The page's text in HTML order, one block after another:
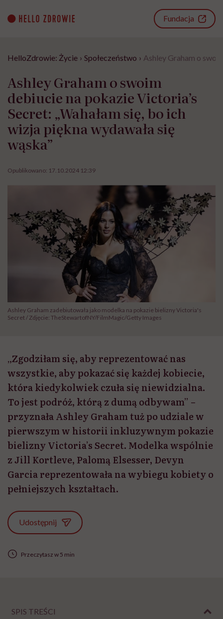
content
Fundacja
HelloZdrowie: Życie › Społeczeństwo › Ashley Graham o
Ashley Graham o swoim
debiucie na pokazie Victoria’s
Secret: „Wahałam się, bo ich
wizja piękna wydawała się
wąska”
Opublikowano: 17.10.2024 12:39
Ashley Graham zadebiutowała jako modelka na pokazie bielizny Victoria's
Secret / Zdjęcie: TheStewartofNY/FilmMagic/Getty Images
„Zgodziłam się, aby reprezentować nas
wszystkie, aby pokazać się każdej kobiecie,
która kiedykolwiek czuła się niewidzialna.
To jest podróż, którą z dumą odbywam” –
przyznała Ashley Graham tuż po udziale w
pierwszym w historii inkluzywnym pokazie
bielizny Victoria’s Secret. Modelka wspólnie
z Jill Kortleve, Palomą Elsesser, Devyn
Garcia reprezentowała na wybiegu kobiety o
pełniejszych kształtach.
Udostępnij
Przeczytasz w 5 min
SPIS TREŚCI